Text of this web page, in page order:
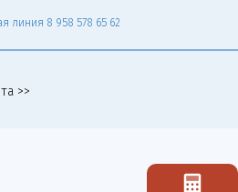
линия 8 958 578 65 62
>>